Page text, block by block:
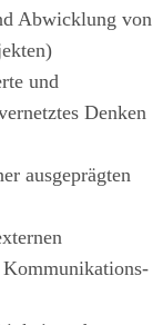
Abwicklung von
und
Denken
ausgeprägten
Kommunikations-